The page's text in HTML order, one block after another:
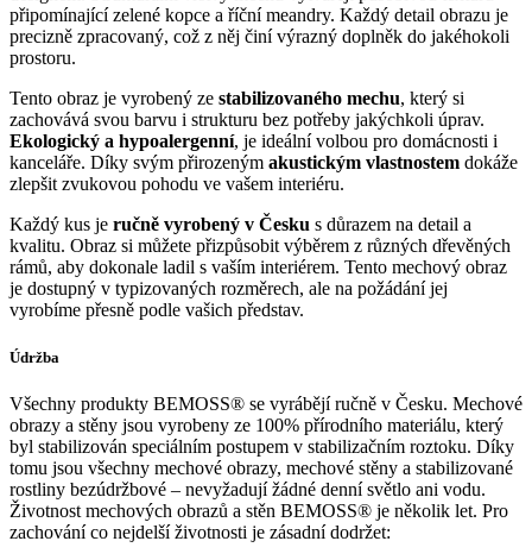
připomínající zelené kopce a říční meandry. Každý detail obrazu je
precizně zpracovaný, což z něj činí výrazný doplněk do jakéhokoli
prostoru.
Tento obraz je vyrobený ze stabilizovaného mechu, který si
zachovává svou barvu i strukturu bez potřeby jakýchkoli úprav.
Ekologický a hypoalergenní, je ideální volbou pro domácnosti i
kanceláře. Díky svým přirozeným akustickým vlastnostem dokáže
zlepšit zvukovou pohodu ve vašem interiéru.
Každý kus je ručně vyrobený v Česku s důrazem na detail a
kvalitu. Obraz si můžete přizpůsobit výběrem z různých dřevěných
rámů, aby dokonale ladil s vaším interiérem. Tento mechový obraz
je dostupný v typizovaných rozměrech, ale na požádání jej
vyrobíme přesně podle vašich představ.
Údržba
Všechny produkty BEMOSS® se vyrábějí ručně v Česku. Mechové
obrazy a stěny jsou vyrobeny ze 100% přírodního materiálu, který
byl stabilizován speciálním postupem v stabilizačním roztoku. Díky
tomu jsou všechny mechové obrazy, mechové stěny a stabilizované
rostliny bezúdržbové – nevyžadují žádné denní světlo ani vodu.
Životnost mechových obrazů a stěn BEMOSS® je několik let. Pro
zachování co nejdelší životnosti je zásadní dodržet: